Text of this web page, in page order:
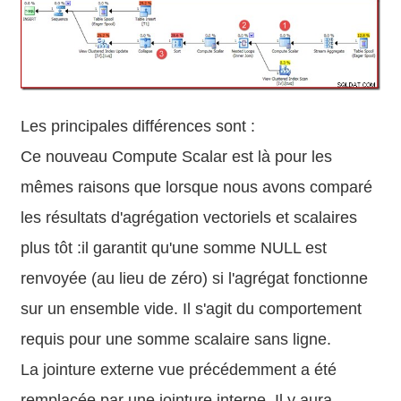
Les principales différences sont :
Ce nouveau Compute Scalar est là pour les
mêmes raisons que lorsque nous avons comparé
les résultats d'agrégation vectoriels et scalaires
plus tôt :il garantit qu'une somme NULL est
renvoyée (au lieu de zéro) si l'agrégat fonctionne
sur un ensemble vide. Il s'agit du comportement
requis pour une somme scalaire sans ligne.
La jointure externe vue précédemment a été